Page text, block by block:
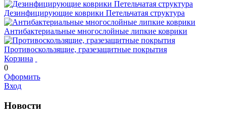
Дезинфицирующие коврики Петельчатая структура
Антибактериальные многослойные липкие коврики
Противоскользящие, гразезащитные покрытия
Корзина
0
Оформить
Вход
Новости